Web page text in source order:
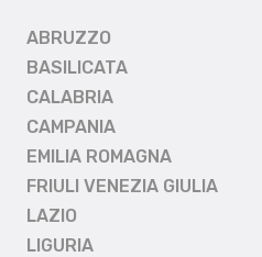
ABRUZZO
BASILICATA
CALABRIA
CAMPANIA
EMILIA ROMAGNA
FRIULI VENEZIA GIULIA
LAZIO
LIGURIA